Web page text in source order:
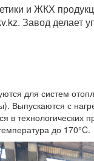
и ЖКХ
Завод
для систем
Выпускаются с
в технологических
до 170°C.